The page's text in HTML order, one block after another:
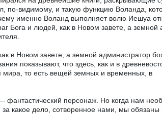
по-видимому, и такую функцию Воланда,
именно Воланд выполняет волю Иешуа
Бога и людей, как в Новом завете, а земной
в Новом завете, а земной администратор
показывают, что здесь, как и в
мира, то есть вещей земных и временных, в
фантастический персонаж. Но когда нам
какое дело, сотворенное нами, мы обязаны